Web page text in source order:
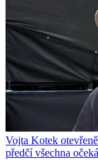
Vojta Kotek
předčí všechna